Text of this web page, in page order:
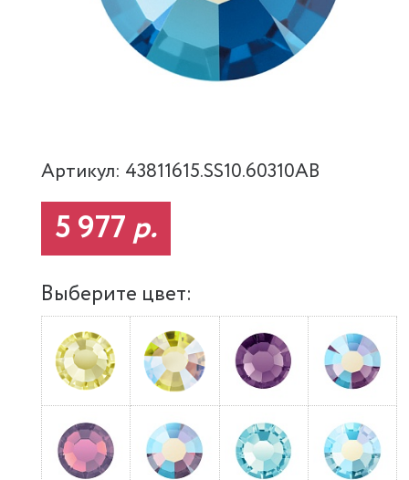
Артикул: 43811615.SS10.60310AB
5 977р.
Выберите цвет: